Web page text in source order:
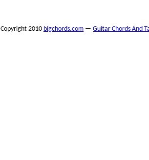
Copyright 2010 bigchords.com — Guitar Chords And